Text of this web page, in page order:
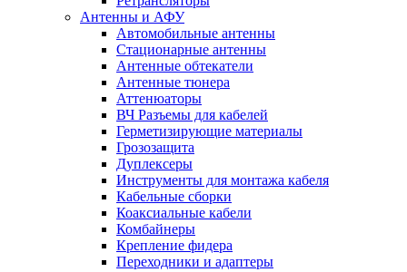
Антенны и АФУ
Автомобильные антенны
Стационарные антенны
Антенные обтекатели
Антенные тюнера
Аттенюаторы
ВЧ Разъемы для кабелей
Герметизирующие материалы
Грозозащита
Дуплексеры
Инструменты для монтажа кабеля
Кабельные сборки
Коаксиальные кабели
Комбайнеры
Крепление фидера
Переходники и адаптеры